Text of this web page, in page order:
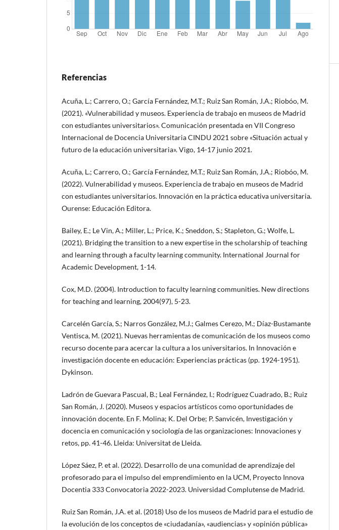
Referencias
Acuña, L.; Carrero, O.; García Fernández, M.T.; Ruiz San Román, J.A.; Riobóo, M.
(2021). «Vulnerabilidad y museos. Experiencia de trabajo en museos de Madrid
con estudiantes universitarios». Comunicación presentada en VII Congreso
Internacional de Docencia Universitaria CINDU 2021 sobre «Situación actual y
futuro de la educación universitaria». Vigo, 14-17 junio 2021.
Acuña, L.; Carrero, O.; García Fernández, M.T.; Ruiz San Román, J.A.; Riobóo, M.
(2022). Vulnerabilidad y museos. Experiencia de trabajo en museos de Madrid
con estudiantes universitarios. Innovación en la práctica educativa universitaria.
Ourense: Educación Editora.
Bailey, E.; Le Vin, A.; Miller, L.; Price, K.; Sneddon, S.; Stapleton, G.; Wolfe, L.
(2021). Bridging the transition to a new expertise in the scholarship of teaching
and learning through a faculty learning community. International Journal for
Academic Development, 1-14.
Cox, M.D. (2004). Introduction to faculty learning communities. New directions
for teaching and learning, 2004(97), 5-23.
Carcelén García, S.; Narros González, M.J.; Galmes Cerezo, M.; Díaz-Bustamante
Ventisca, M. (2021). Nuevas herramientas de comunicación de los museos como
recurso docente para acercar la cultura a los universitarios. In Innovación e
investigación docente en educación: Experiencias prácticas (pp. 1924-1951).
Dykinson.
Ladrón de Guevara Pascual, B.; Leal Fernández, I.; Rodríguez Cuadrado, B.; Ruiz
San Román, J. (2020). Museos y espacios artísticos como oportunidades de
innovación docente. En F. Molina; K. Del Orbe; P. Sanvicén, Investigación y
docencia en comunicación y sociología de las organizaciones: Innovaciones y
retos, pp. 41-46. Lleida: Universitat de Lleida.
López Sáez, P. et al. (2022). Desarrollo de una comunidad de aprendizaje del
profesorado para el impulso del emprendimiento en la UCM, Proyecto Innova
Docentia 333 Convocatoria 2022-2023. Universidad Complutense de Madrid.
Ruiz San Román, J.A. et al. (2018) Uso de los museos de Madrid para el estudio de
la evolución de los conceptos de «ciudadanía», «audiencias» y «opinión pública»